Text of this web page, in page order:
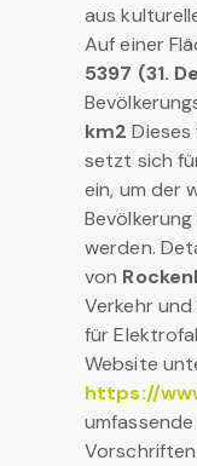
aus
Auf einer
5397 (31.
km2
setzt sich
ein, um der
werden.
von
Verkehr
für
Website
https://